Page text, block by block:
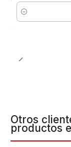
Cantidad
Otros
productos